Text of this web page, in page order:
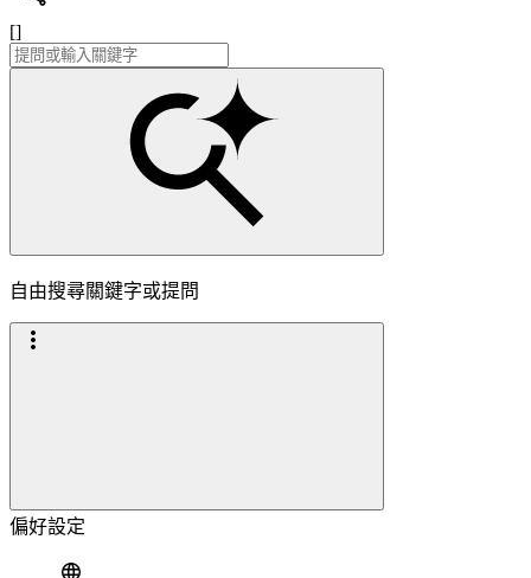
[]
自由搜尋關鍵字或提問
偏好設定